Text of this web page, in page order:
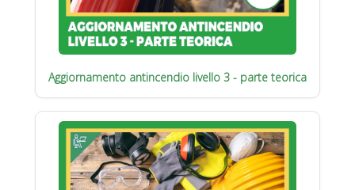
Aggiornamento antincendio livello 3 - parte teorica